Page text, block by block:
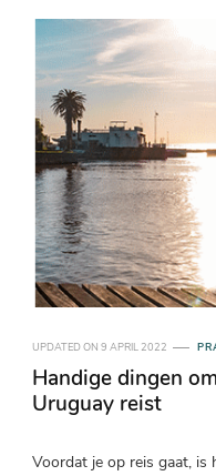
UPDATED ON 9 APRIL 2022
Handige dingen
Uruguay reist
Voordat je op reis gaat,